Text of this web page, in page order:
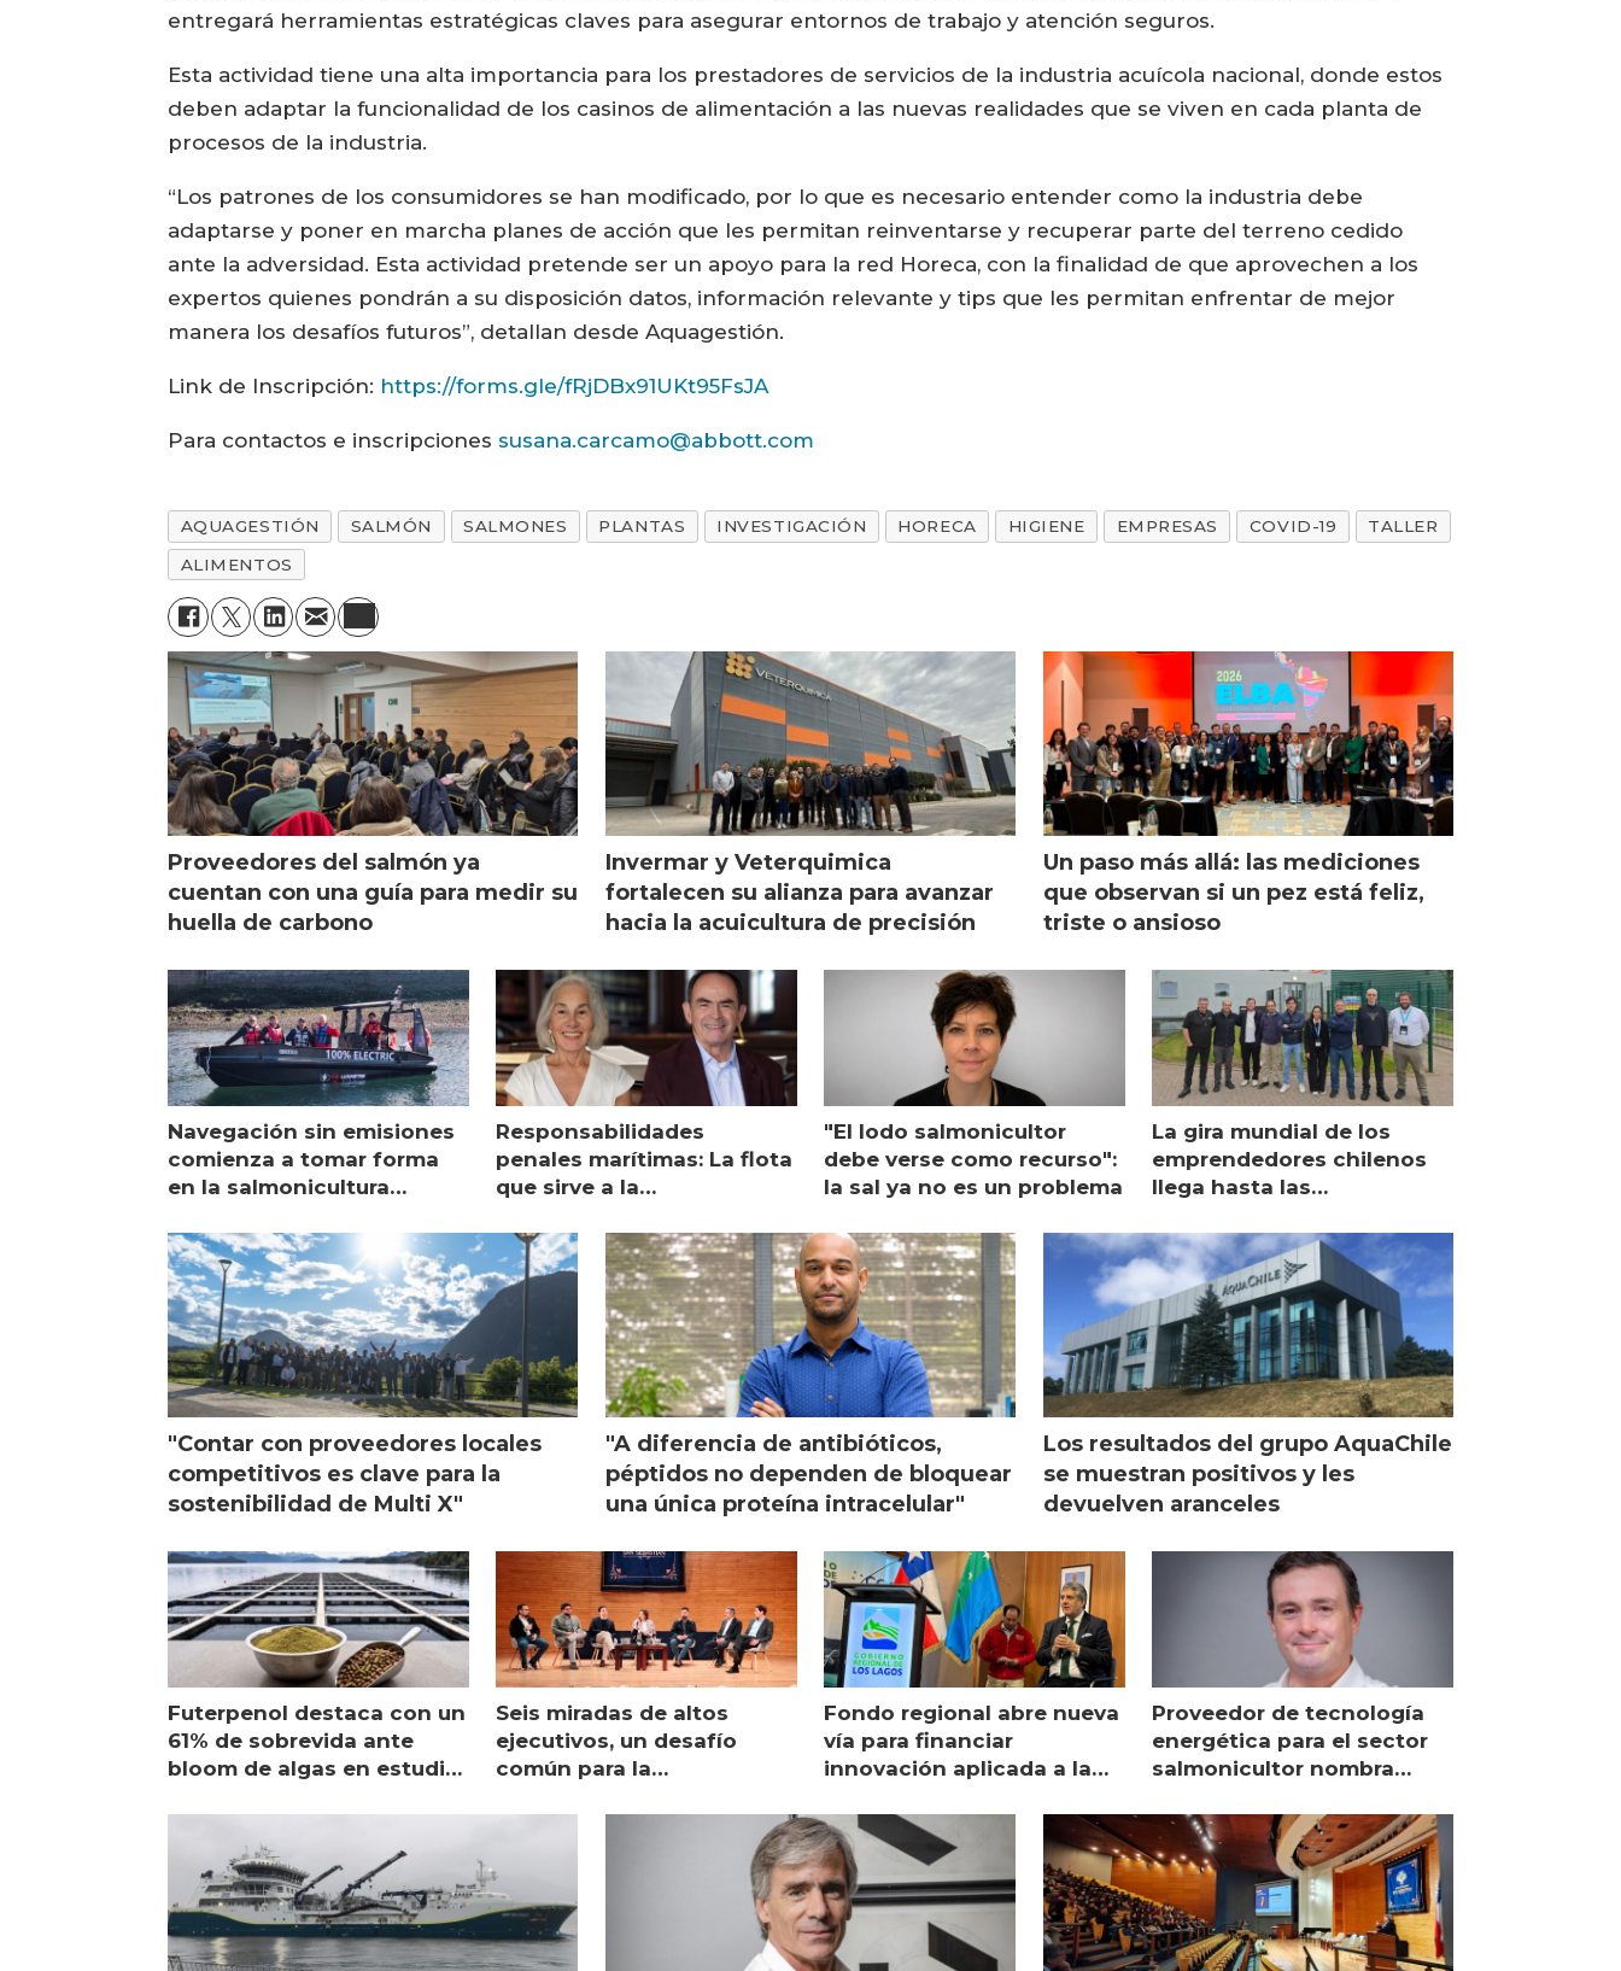
entregará herramientas estratégicas claves para asegurar entornos de trabajo y atención seguros.
Esta actividad tiene una alta importancia para los prestadores de servicios de la industria acuícola nacional, donde estos
deben adaptar la funcionalidad de los casinos de alimentación a las nuevas realidades que se viven en cada planta de
procesos de la industria.
“Los patrones de los consumidores se han modificado, por lo que es necesario entender como la industria debe
adaptarse y poner en marcha planes de acción que les permitan reinventarse y recuperar parte del terreno cedido
ante la adversidad. Esta actividad pretende ser un apoyo para la red Horeca, con la finalidad de que aprovechen a los
expertos quienes pondrán a su disposición datos, información relevante y tips que les permitan enfrentar de mejor
manera los desafíos futuros”, detallan desde Aquagestión.
Link de Inscripción: https://forms.gle/fRjDBx91UKt95FsJA
Para contactos e inscripciones susana.carcamo@abbott.com
AQUAGESTIÓN SALMÓN SALMONES PLANTAS INVESTIGACIÓN HORECA HIGIENE EMPRESAS COVID-19
TALLER
ALIMENTOS
Proveedores del salmón ya
cuentan con una guía para medir su
huella de carbono
Invermar y Veterquimica
fortalecen su alianza para avanzar
hacia la acuicultura de precisión
Un paso más allá: las mediciones
que observan si un pez está feliz,
triste o ansioso
Navegación sin emisiones
comienza a tomar forma
en la salmonicultura
Responsabilidades
penales marítimas: La flota
que sirve a la
visión
"El lodo salmonicultor
debe verse como recurso":
la sal ya no es un problema
La gira mundial de los
emprendedores chilenos
llega hasta las
Escocia
"Contar con proveedores locales
competitivos es clave para la
sostenibilidad de Multi X"
"A diferencia de antibióticos,
péptidos no dependen de bloquear
una única proteína intracelular"
Los resultados del grupo AquaChile
se muestran positivos y les
devuelven aranceles
Futerpenol destaca con un
61% de sobrevida ante
bloom de algas en estudio
Seis miradas de altos
ejecutivos, un desafío
común para la
Fondo regional abre nueva
vía para financiar
innovación aplicada a la
Proveedor de tecnología
energética para el sector
salmonicultor nombra